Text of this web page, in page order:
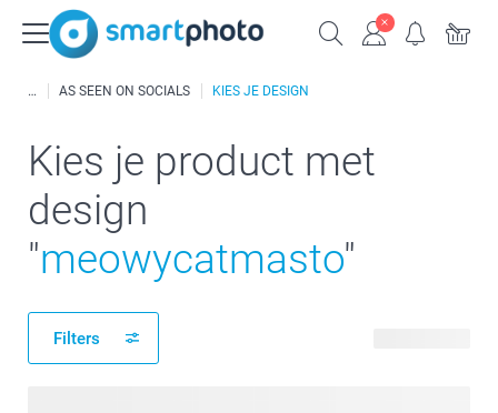
AS SEEN ON SOCIALS KIES JE DESIGN
Kies je product met
design
"meowycatmasto"
Filters